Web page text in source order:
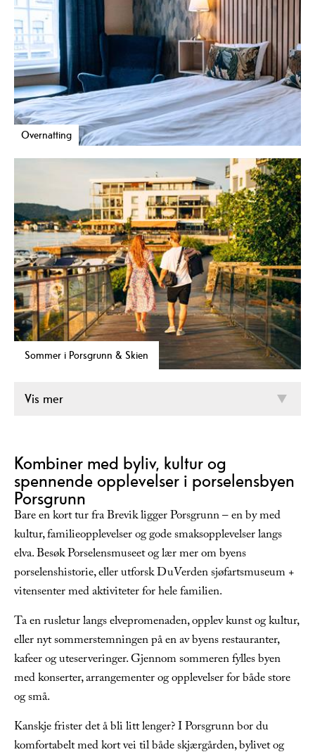
Overnatting
Sommer i Porsgrunn & Skien
Vis mer
Kombiner med byliv, kultur og
spennende opplevelser i porselensbyen
Porsgrunn
Bare en kort tur fra Brevik ligger Porsgrunn – en by med
kultur, familieopplevelser og gode smaksopplevelser langs
elva. Besøk Porselensmuseet og lær mer om byens
porselenshistorie, eller utforsk DuVerden sjøfartsmuseum +
vitensenter med aktiviteter for hele familien.
Ta en rusletur langs elvepromenaden, opplev kunst og kultur,
eller nyt sommerstemningen på en av byens restauranter,
kafeer og uteserveringer. Gjennom sommeren fylles byen
med konserter, arrangementer og opplevelser for både store
og små.
Kanskje frister det å bli litt lenger? I Porsgrunn bor du
komfortabelt med kort vei til både skjærgården, bylivet og